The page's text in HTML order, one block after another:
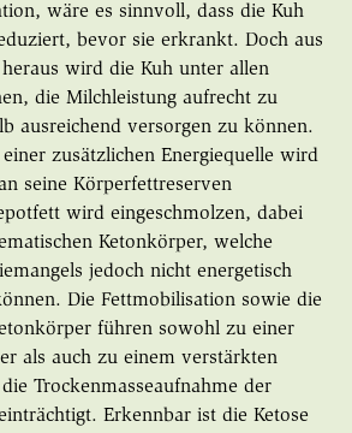
wäre es sinnvoll, dass die Kuh
bevor sie erkrankt. Doch aus
wird die Kuh unter allen
die Milchleistung aufrecht zu
ausreichend versorgen zu können.
zusätzlichen Energiequelle wird
seine Körperfettreserven
wird eingeschmolzen, dabei
Ketonkörper, welche
jedoch nicht energetisch
Die Fettmobilisation sowie die
führen sowohl zu einer
als auch zu einem verstärkten
Trockenmasseaufnahme der
Erkennbar ist die Ketose